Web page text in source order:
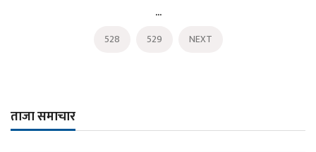
...
528 529 NEXT
ताजा समाचार